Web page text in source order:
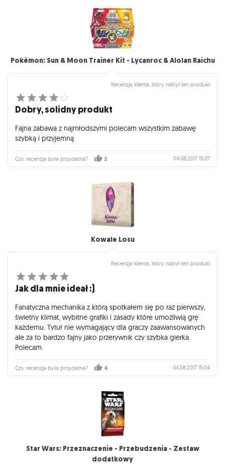
Pokémon: Sun & Moon Trainer Kit - Lycanroc & Alolan Raichu
Recenzja klienta, który nabył ten produkt
Dobry, solidny produkt
Fajna zabawa z najmłodszymi polecam wszystkim zabawę
szybką i przyjemną
Czy recenzja była przydatna? 2 04.08.2017 15:07
Kowale Losu
Recenzja klienta, który nabył ten produkt
Jak dla mnie ideał :)
Fanatyczna mechanika z którą spotkałem się po raz pierwszy,
świetny klimat, wybitne grafiki i zasady które umożliwią grę
każdemu. Tytuł nie wymagający dla graczy zaawansowanych
ale za to bardzo fajny jako przerywnik czy szybka gierka.
Polecam
Czy recenzja była przydatna? 4 04.08.2017 15:04
Star Wars: Przeznaczenie - Przebudzenia - Zestaw
dodatkowy